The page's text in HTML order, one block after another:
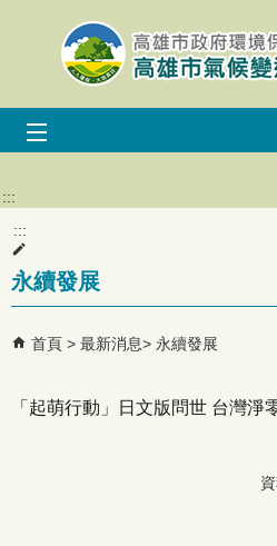
跳到主要內容區塊
:::
:::
永續發展
首頁 最新消息 永續發展
「起萌行動」日文版問世 台灣淨